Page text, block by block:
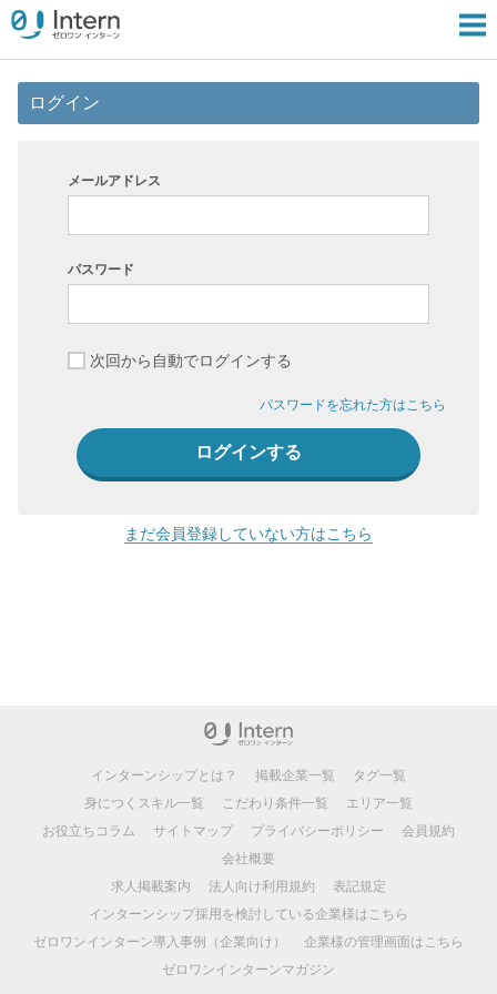
ログイン
メールアドレス
パスワード
次回から自動でログインする
パスワードを忘れた方はこちら
まだ会員登録していない方はこちら
インターンシップとは？ 掲載企業一覧
タグ一覧
身につくスキル一覧
こだわり条件一覧
エリア一覧
お役立ちコラム
サイトマップ プライバシーポリシー
会員規約
会社概要
求人掲載案内
法人向け利用規約
表記規定
インターンシップ採用を検討している企業様はこちら
ゼロワンインターン導入事例（企業向け）
企業様の管理画面はこちら
ゼロワンインターンマガジン